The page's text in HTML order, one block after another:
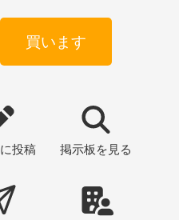
買います
に投稿 掲示板 を見る